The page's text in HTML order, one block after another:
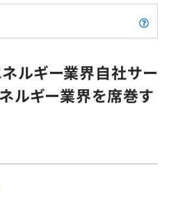
ルギー業界自社サー
ルギー業界を席巻す